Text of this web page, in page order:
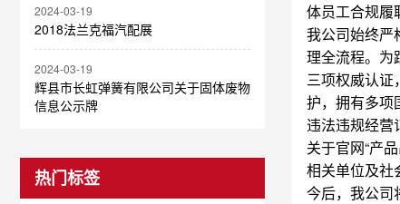
2024-03-19
2018法兰克福汽配展
2024-03-19
辉县市长虹弹簧有限公司关于固体废物
信息公示牌
热门标签
体员工合规履
我公司始终严
理全流程。为
三项权威认证
护，拥有多项
违法违规经营
关于官网“产
相关单位及社
今后，我公司